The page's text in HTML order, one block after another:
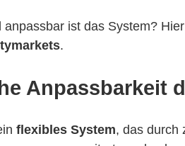
anpassbar ist das System?
.
Anpassbarkeit
flexibles System, das durch